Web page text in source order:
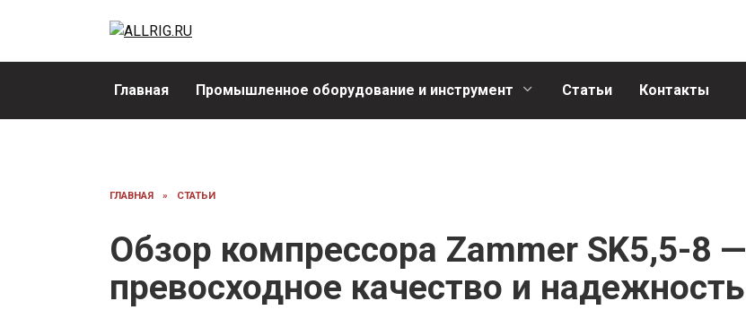
Главная Промышленное оборудование и инструмент Статьи Контакты
ГЛАВНАЯ » СТАТЬИ
Обзор компрессора Zammer SK5,5-8 —
превосходное качество и надежность